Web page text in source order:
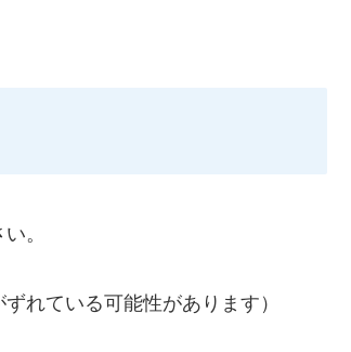
。
れている可能性があります）